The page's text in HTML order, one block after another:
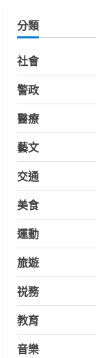
分類
社會
警政
醫療
藝文
交通
美食
運動
旅遊
祱務
教育
音樂